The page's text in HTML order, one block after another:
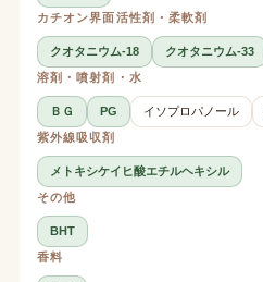
カチオン界面活性剤・柔軟剤
クオタニウム-18
クオタニウム-33
溶剤・噴射剤・水
ＢＧ PG イソプロパノール
紫外線吸収剤
メトキシケイヒ酸エチルヘキシル
その他
BHT
香料